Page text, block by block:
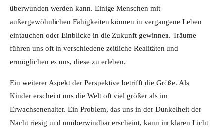
überwunden werden kann. Einige Menschen mit
außergewöhnlichen Fähigkeiten können in vergangene Leben
eintauchen oder Einblicke in die Zukunft gewinnen. Träume
führen uns oft in verschiedene zeitliche Realitäten und
ermöglichen es uns, diese zu erleben.
Ein weiterer Aspekt der Perspektive betrifft die Größe. Als
Kinder erscheint uns die Welt oft viel größer als im
Erwachsenenalter. Ein Problem, das uns in der Dunkelheit der
Nacht riesig und unüberwindbar erscheint, kann im klaren Licht